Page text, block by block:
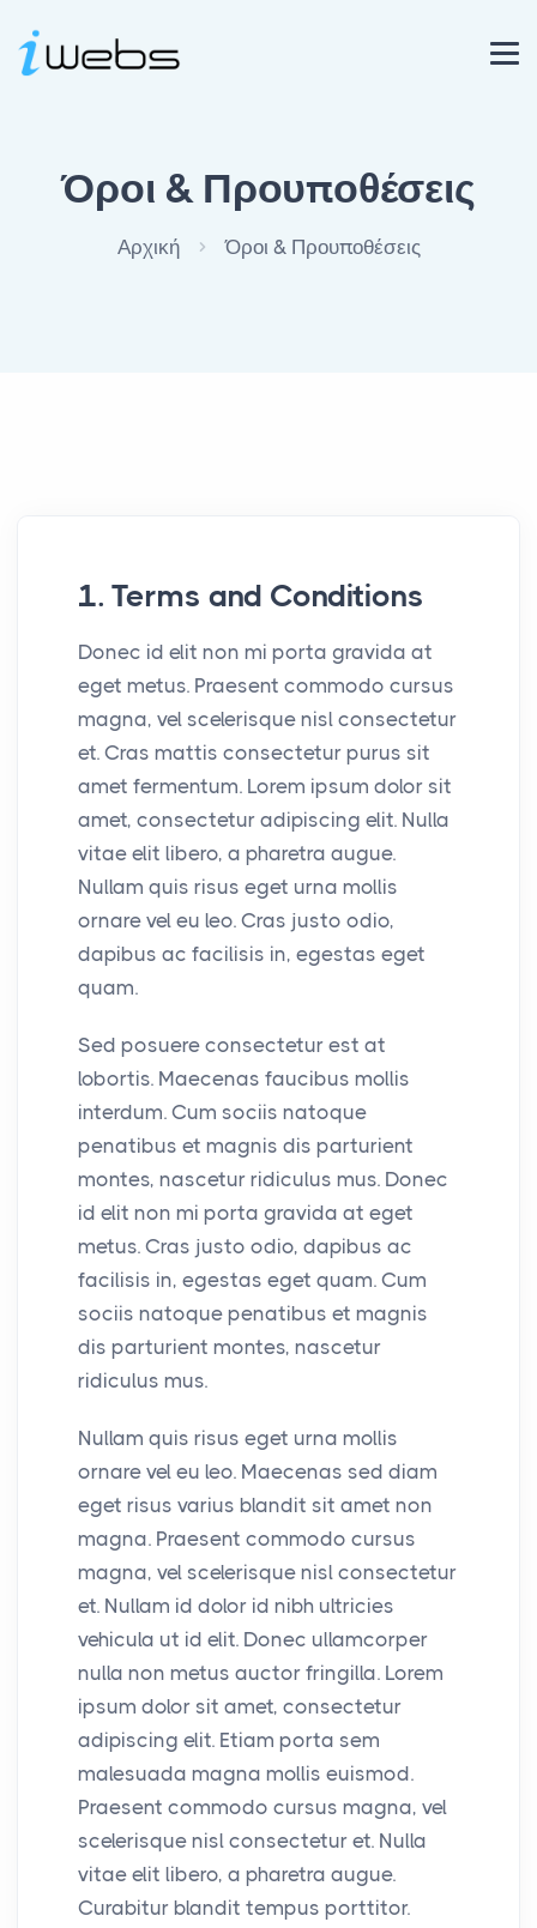
Όροι & Προυποθέσεις
Αρχική Όροι & Προυποθέσεις
1. Terms and Conditions
Donec id elit non mi porta gravida at
eget metus. Praesent commodo cursus
magna, vel scelerisque nisl consectetur
et. Cras mattis consectetur purus sit
amet fermentum. Lorem ipsum dolor sit
amet, consectetur adipiscing elit. Nulla
vitae elit libero, a pharetra augue.
Nullam quis risus eget urna mollis
ornare vel eu leo. Cras justo odio,
dapibus ac facilisis in, egestas eget
quam.
Sed posuere consectetur est at
lobortis. Maecenas faucibus mollis
interdum. Cum sociis natoque
penatibus et magnis dis parturient
montes, nascetur ridiculus mus. Donec
id elit non mi porta gravida at eget
metus. Cras justo odio, dapibus ac
facilisis in, egestas eget quam. Cum
sociis natoque penatibus et magnis
dis parturient montes, nascetur
ridiculus mus.
Nullam quis risus eget urna mollis
ornare vel eu leo. Maecenas sed diam
eget risus varius blandit sit amet non
magna. Praesent commodo cursus
magna, vel scelerisque nisl consectetur
et. Nullam id dolor id nibh ultricies
vehicula ut id elit. Donec ullamcorper
nulla non metus auctor fringilla. Lorem
ipsum dolor sit amet, consectetur
adipiscing elit. Etiam porta sem
malesuada magna mollis euismod.
Praesent commodo cursus magna, vel
scelerisque nisl consectetur et. Nulla
vitae elit libero, a pharetra augue.
Curabitur blandit tempus porttitor.